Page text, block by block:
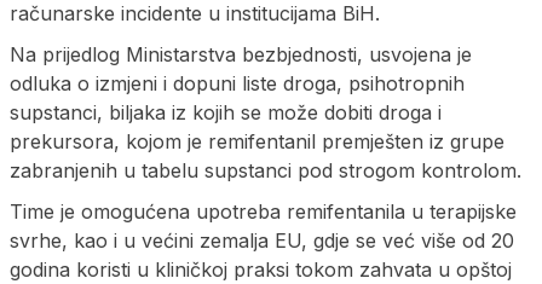
računarske incidente u institucijama BiH.
Na prijedlog Ministarstva bezbjednosti, usvojena je
odluka o izmjeni i dopuni liste droga, psihotropnih
supstanci, biljaka iz kojih se može dobiti droga i
prekursora, kojom je remifentanil premješten iz grupe
zabranjenih u tabelu supstanci pod strogom kontrolom.
Time je omogućena upotreba remifentanila u terapijske
svrhe, kao i u većini zemalja EU, gdje se već više od 20
godina koristi u kliničkoj praksi tokom zahvata u opštoj